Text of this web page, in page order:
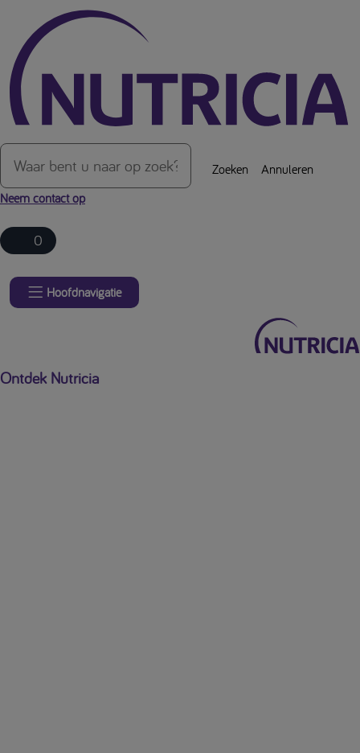
Over de inhoud van de pagina
Zoeken
Annuleren
Neem contact op
0
Hoofdnavigatie
Ontdek Nutricia